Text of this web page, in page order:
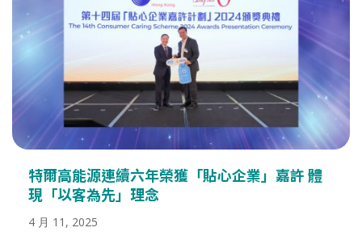
特爾高能源連續六年榮獲「貼心企業」嘉許 體
現「以客為先」理念
4 月 11, 2025